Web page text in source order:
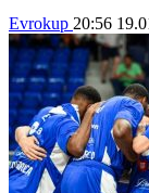
Evrokup 20:56